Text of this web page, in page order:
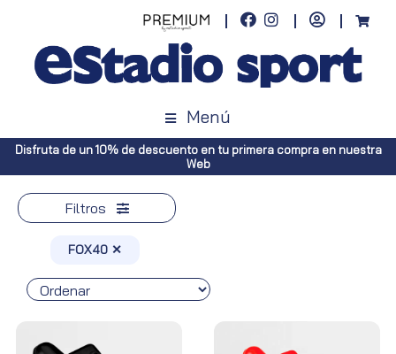
Menú
en tu primera compra en nuestra
Envíos gratuitos a toda
Filtros
FOX40 ✕